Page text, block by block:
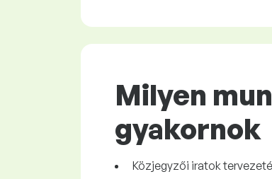
Milyen
gyakornok
Közjegyzői iratok